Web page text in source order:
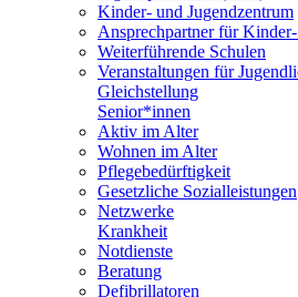
Kinder- und Jugendzentrum
Ansprechpartner für
Weiterführende Schulen
Veranstaltungen für
Gleichstellung
Senior*innen
Aktiv im Alter
Wohnen im Alter
Pflegebedürftigkeit
Gesetzliche Sozialleistungen
Netzwerke
Krankheit
Notdienste
Beratung
Defibrillatoren